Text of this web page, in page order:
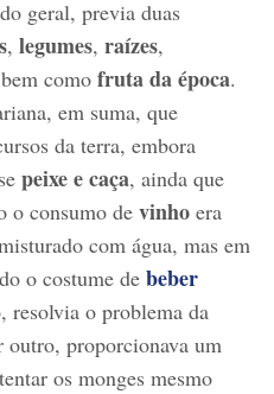
geral, previa duas
, legumes, raízes,
bem como fruta da época.
em suma, que
da terra, embora
peixe e caça, ainda que
o consumo de vinho era
com água, mas em
o costume de beber
resolvia o problema da
outro, proporcionava um
os monges mesmo